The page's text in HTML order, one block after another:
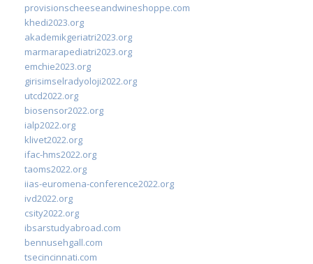
provisionscheeseandwineshoppe.com
khedi2023.org
akademikgeriatri2023.org
marmarapediatri2023.org
emchie2023.org
girisimselradyoloji2022.org
utcd2022.org
biosensor2022.org
ialp2022.org
klivet2022.org
ifac-hms2022.org
taoms2022.org
iias-euromena-conference2022.org
ivd2022.org
csity2022.org
ibsarstudyabroad.com
bennusehgall.com
tsecincinnati.com